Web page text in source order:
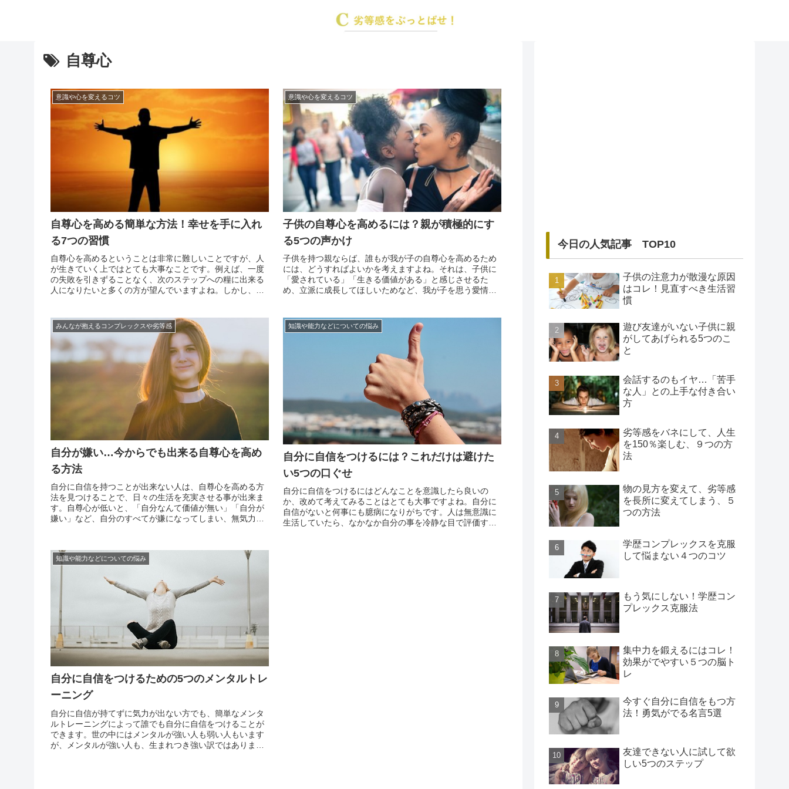
自尊心
意識や心を変えるコツ
自尊心を高める簡単な方法！幸せを手に入れ
る7つの習慣
自尊心を高めるということは非常に難しいことですが、人
が生きていく上ではとても大事なことです。例えば、一度
の失敗を引きずることなく、次のステップへの糧に出来る
人になりたいと多くの方が望んでいますよね。しかし、そ
になりが...
意識や心を変えるコツ
子供の自尊心を高めるには？親が積極的にす
る5つの声かけ
子供を持つ親ならば、誰もが我が子の自尊心を高めるため
には、どうすればよいかを考えますよね。それは、子供に
「愛されている」「生きる価値がある」と感じさせるた
め、立派に成長してほしいためなど、我が子を思う愛情が
えに困るも...
みんなが抱えるコンプレックスや劣等感
自分が嫌い…今からでも出来る自尊心を高め
る方法
自分に自信を持つことが出来ない人は、自尊心を高める方
法を見つけることで、日々の生活を充実させる事が出来ま
す。自尊心が低いと、「自分なんて価値が無い」「自分が
嫌い」など、自分のすべてが嫌になってしまい、無気力に
い」だと思...
知識や能力などについての悩み
自分に自信をつけるには？これだけは避けた
い5つの口ぐせ
自分に自信をつけるにはどんなことを意識したら良いの
か、改めて考えてみることはとても大事ですよね。自分に
自信がないと何事にも臆病になりがちです。人は無意識に
生活していたら、なかなか自分の事を冷静な目で評価する
知識や能力などについての悩み
自分に自信をつけるための5つのメンタルトレ
ーニング
自分に自信が持てずに気力が出ない方でも、簡単なメンタ
ルトレーニングによって誰でも自分に自信をつけることが
できます。世の中にはメンタルが強い人も弱い人もいます
が、メンタルが強い人も、生まれつき強い訳ではありませ
今日の人気記事 TOP10
子供の注意力が散漫な原因
はコレ！見直すべき生活習
慣
遊び友達がいない子供に親
がしてあげられる5つのこ
と
会話するのもイヤ…「苦手
な人」との上手な付き合い
方
劣等感をバネにして、人生
を150％楽しむ、９つの方
法
物の見方を変えて、劣等感
を長所に変えてしまう、５
つの方法
学歴コンプレックスを克服
して悩まない４つのコツ
もう気にしない！学歴コン
プレックス克服法
集中力を鍛えるにはコレ！
効果がでやすい５つの脳ト
レ
今すぐ自分に自信をもつ方
法！勇気がでる名言5選
友達できない人に試して欲
しい5つのステップ